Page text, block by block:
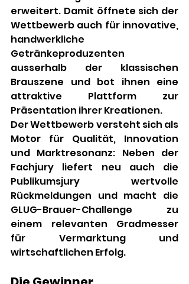
erweitert. Damit öffnete sich der
Wettbewerb auch für innovative,
handwerkliche
Getränkeproduzenten
ausserhalb der klassischen
Brauszene und bot ihnen eine
attraktive Plattform zur
Präsentation ihrer Kreationen.
Der Wettbewerb versteht sich als
Motor für Qualität, Innovation
und Marktresonanz: Neben der
Fachjury liefert neu auch die
Publikumsjury wertvolle
Rückmeldungen und macht die
GLUG-Brauer-Challenge zu
einem relevanten Gradmesser
für Vermarktung und
wirtschaftlichen Erfolg.